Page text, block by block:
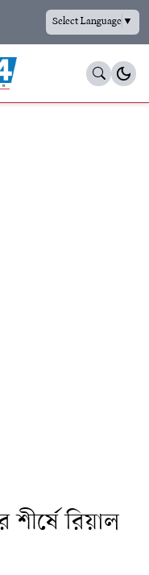
Select Language▼
রিয়াল